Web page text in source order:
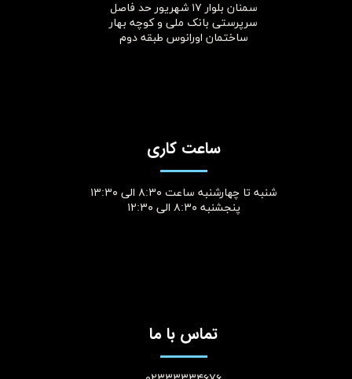
سمنان بلوار ۱۷ شهریور حد فاصل
سرپرستی بانک ملی و کوچه بهار
ساختمان اورانوس طبقه دوم
ساعت کاری
شنبه تا چهارشنبه ساعت ۸:۳۰ الی ۱۳:۳۰
پنجشنبه ۸:۳۰ الی ۱۲:۳۰​​​​​​​
تماس با ما